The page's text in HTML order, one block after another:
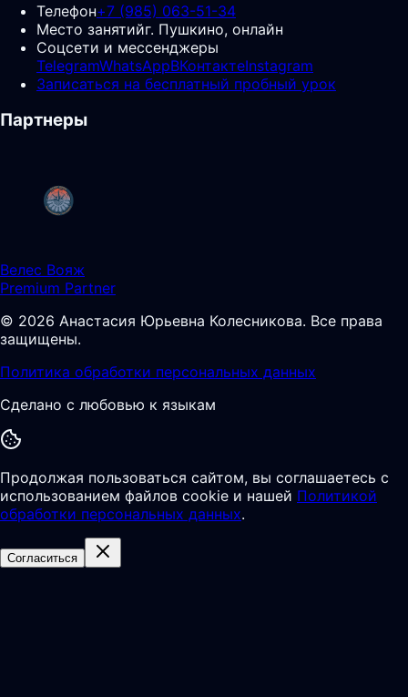
Телефон+7 (985) 063-51-34
Место занятийг. Пушкино, онлайн
Соцсети и мессенджеры
TelegramWhatsAppВКонтактеInstagram
Записаться на бесплатный пробный урок
Партнеры
Велес Вояж
Premium Partner
© 2026 Анастасия Юрьевна Колесникова. Все права
защищены.
Политика обработки персональных данных
Сделано с любовью к языкам
Продолжая пользоваться сайтом, вы соглашаетесь с
использованием файлов cookie и нашей Политикой
обработки персональных данных.
Согласиться